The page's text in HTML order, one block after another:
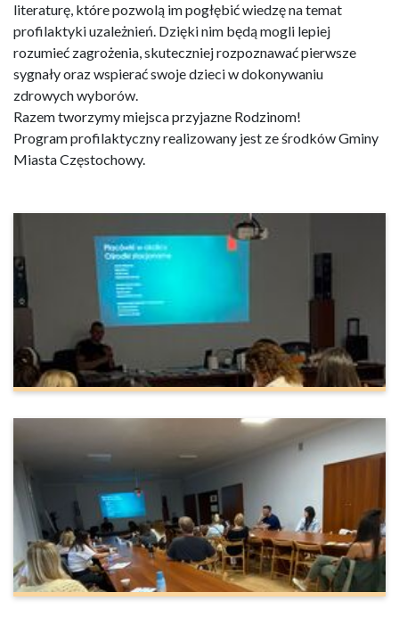
literaturę, które pozwolą im pogłębić wiedzę na temat
profilaktyki uzależnień. Dzięki nim będą mogli lepiej
rozumieć zagrożenia, skuteczniej rozpoznawać pierwsze
sygnały oraz wspierać swoje dzieci w dokonywaniu
zdrowych wyborów.
Razem tworzymy miejsca przyjazne Rodzinom!
Program profilaktyczny realizowany jest ze środków Gminy
Miasta Częstochowy.